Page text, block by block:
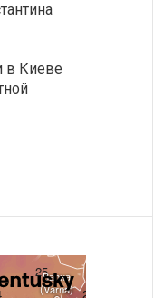
в Киеве